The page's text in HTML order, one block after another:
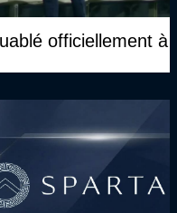
officiellement à